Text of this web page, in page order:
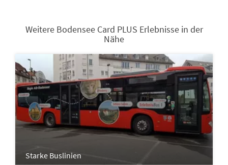
Weitere Bodensee Card PLUS Erlebnisse in der
Nähe
Starke Buslinien